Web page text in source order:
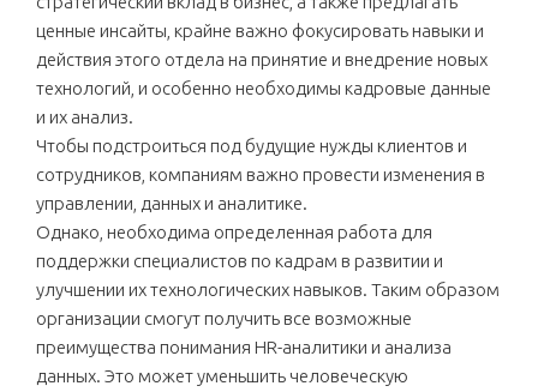
ценные инсайты, крайне важно фокусировать навыки и
действия этого отдела на принятие и внедрение новых
технологий, и особенно необходимы кадровые данные
и их анализ.
Чтобы подстроиться под будущие нужды клиентов и
сотрудников, компаниям важно провести изменения в
управлении, данных и аналитике.
Однако, необходима определенная работа для
поддержки специалистов по кадрам в развитии и
улучшении их технологических навыков. Таким образом
организации смогут получить все возможные
преимущества понимания HR-аналитики и анализа
данных. Это может уменьшить человеческую